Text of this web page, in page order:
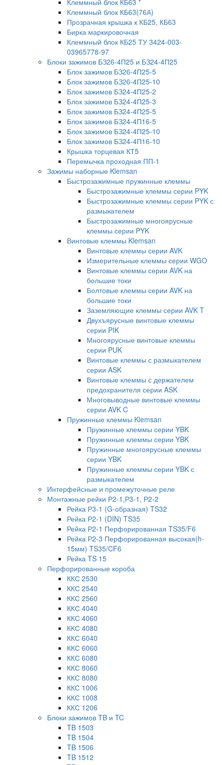
Клеммный блок КБ63(76А)
Прозрачная крышка к КБ25, КБ63
Бирка маркировочная
Клеммный блок КБ25 ТУ 3424-003-
03965778-97
Блоки зажимов БЗ26-4П25 и БЗ24-4П25
Блок зажимов БЗ26-4П25-5
Блок зажимов БЗ26-4П25-10
Блок зажимов БЗ24-4П25-2
Блок зажимов БЗ24-4П25-3
Блок зажимов БЗ24-4П25-5
Блок зажимов БЗ24-4П16-5
Блок зажимов БЗ24-4П25-10
Блок зажимов БЗ24-4П16-10
Крышка торцевая КТ5
Перемычка проходная ПП-1
Зажимы наборные Klemsan
Быстрозажимные пружинные клеммы
Быстрозажимные клеммы серии PYK
Быстрозажимные клеммы серии PYK с
размыкателем
Быстрозажимные многоярусные
клеммы серии PYK
Винтовые клеммы Klemsan
Винтовые клеммы серии AVK
Измерительные клеммы серии WGO
Винтовые клеммы серии AVK на
большие токи
Болтовые клеммы серии AVK на
большие токи
Заземляющие клеммы серии AVK T
Двухъярусные винтовые клеммы
серии PIK
Многоярусные винтовые клеммы
серии PUK
Винтовые клеммы с размыкателем
серии ASK
Винтовые клеммы с держателем
предохранителя серии ASK
Многовыводные винтовые клеммы
серии AVK C
Пружинные клеммы Klemsan
Пружинные клеммы серии YBK
Пружинные клеммы серии YBK
Пружинные многоярусные клеммы
серии YBK
Пружинные клеммы серии YBK с
размыкателем
Интерфейсные и промежуточные реле
Монтажные рейки Р2-1,Р3-1, Р2-2
Рейка Р3-1 (G-образная) TS32
Рейка Р2-1 (DIN) TS35
Рейка Р2-1 Перфорированная TS35/F6
Рейка Р2-3 Перфорированная высокая(h-
15мм) TS35/CF6
Рейка TS 15
Перфорированные короба
ККС 2530
ККС 2540
ККС 2560
ККС 4040
ККС 4060
ККС 4080
ККС 6040
ККС 6060
ККС 6080
ККС 8060
ККС 8080
ККС 1006
ККС 1008
ККС 1206
Блоки зажимов TB и TC
TB 1503
TB 1504
TB 1506
TB 1512